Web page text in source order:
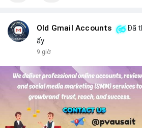
- Mục tiêu chốt lời: TP1: 77.50, TP2:
- Cắt lỗ: 74.90 (dưới vùng hỗ trợ gần
chốt 50% vị thế tại TP1 và dời stop
#solusdt #longsol #vung76
Old Gmail Accounts
Đã
ấy
9 giờ